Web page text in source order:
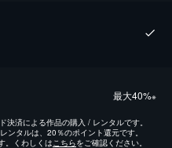
最⼤40%※
済による作品の購入 / レンタルです。
ンタルは、20％のポイント還元です。
。くわしくはこちらをご確認ください。